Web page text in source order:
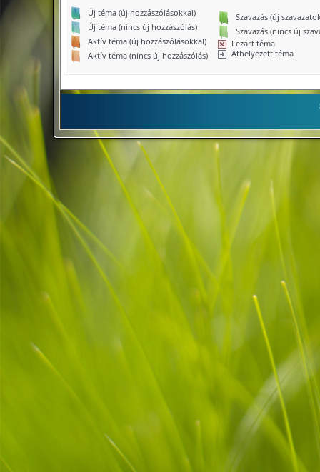
Új téma (új hozzászólásokkal)
Új téma (nincs új hozzászólás)
Aktív téma (új hozzászólásokkal)
Aktív téma (nincs új hozzászólás)
Szavazás (új
Szavazás (nincs új
Lezárt téma
Áthelyezett téma